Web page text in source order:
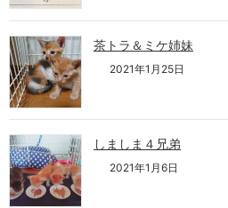
茶トラ＆ミケ姉妹
2021年1月25日
しましま４兄弟
2021年1月6日